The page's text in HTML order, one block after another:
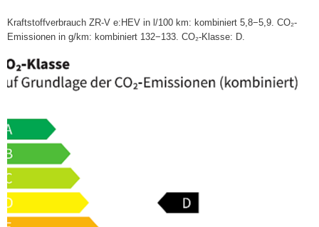
Kraftstoffverbrauch ZR-V e:HEV in l/100 km: kombiniert 5,8−5,9. CO₂-
Emissionen in g/km: kombiniert 132−133. CO₂-Klasse: D.